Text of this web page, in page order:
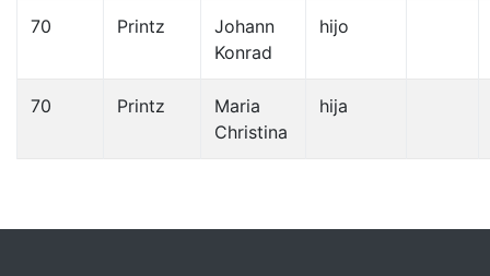
70 Printz
Johann
Konrad
hijo
70 Printz
Maria
Christina
hija